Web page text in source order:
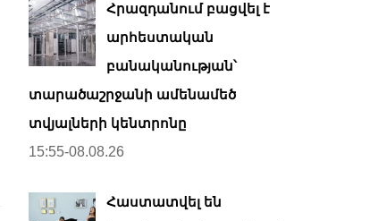
Հրազդանում բացվել է
արհեստական ​​
բանականության՝
տարածաշրջանի ամենամեծ
տվյալների կենտրոնը
15:55-08.08.26
Հաստատվել են